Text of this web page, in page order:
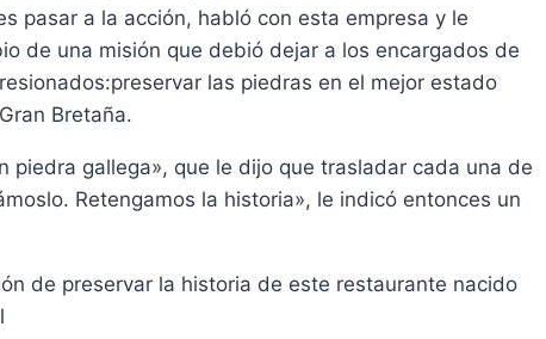
pasar a la acción, habló con esta empresa y le
de una misión que debió dejar a los encargados de
las piedras en el mejor estado
Bretaña.
piedra gallega», que le dijo que trasladar cada una de
Retengamos la historia», le indicó entonces un
de preservar la historia de este restaurante nacido